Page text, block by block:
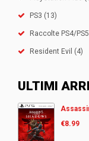
PS3 (13)
Raccolte PS4/PS5
Resident Evil (4)
ULTIMI
€8.99